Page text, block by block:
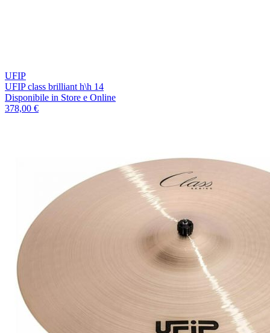
UFIP
UFIP class brilliant h\h 14
Disponibile in Store e Online
378,00 €